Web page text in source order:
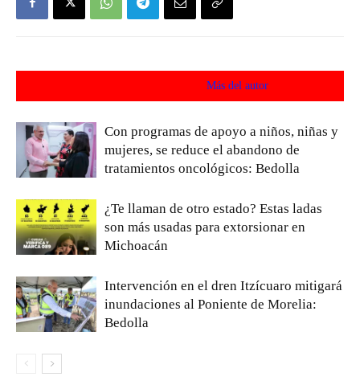
Más del autor
Con programas de apoyo a niños, niñas y
mujeres, se reduce el abandono de
tratamientos oncológicos: Bedolla
¿Te llaman de otro estado? Estas ladas
son más usadas para extorsionar en
Michoacán
Intervención en el dren Itzícuaro mitigará
inundaciones al Poniente de Morelia:
Bedolla